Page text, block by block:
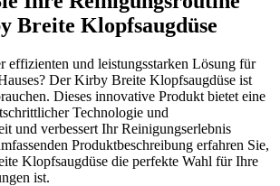
Breite Klopfsaugdüse
effizienten und leistungsstarken Lösung für
Der Kirby Breite Klopfsaugdüse ist
Dieses innovative Produkt bietet eine
Technologie und
und verbessert Ihr Reinigungserlebnis
Produktbeschreibung erfahren Sie,
Klopfsaugdüse die perfekte Wahl für Ihre
ist.